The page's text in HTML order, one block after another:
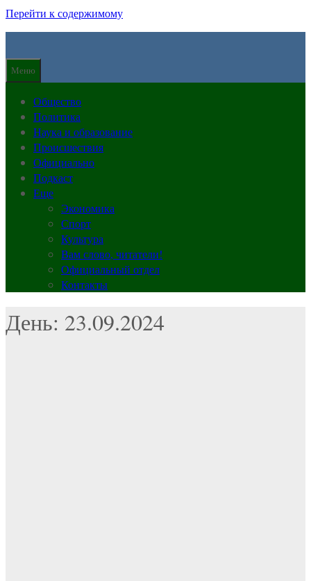
Перейти к содержимому
Меню
Общество
Политика
Наука и образование
Происшествия
Официально
Подкаст
Еще
Экономика
Спорт
Культура
Вам слово, читатели!
Официальный отдел
Контакты
День: 23.09.2024